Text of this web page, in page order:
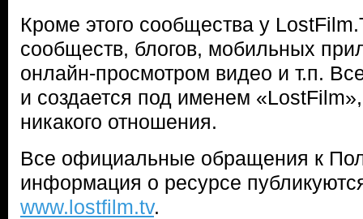
Кроме этого сообщества у
сообществ, блогов, мобильных
онлайн-просмотром видео и т.п.
и создается под именем
никакого отношения.
Все официальные обращения к
информация о ресурсе
www.lostfilm.tv.